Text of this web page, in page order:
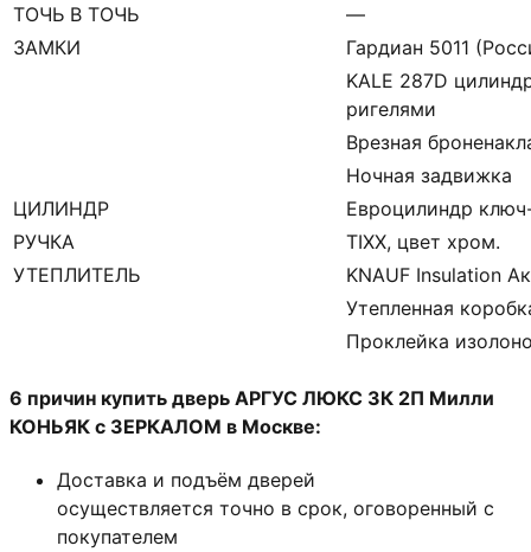
ТОЧЬ В ТОЧЬ
—
ЗАМКИ
Гардиан 5011
KALE 287D
ригелями
Врезная
Ночная задвижка
ЦИЛИНДР
Евроцилиндр
РУЧКА
TIXX, цвет хром.
УТЕПЛИТЕЛЬ
KNAUF Insulation
Утепленная
Проклейка
6 причин купить дверь АРГУС ЛЮКС 3К 2П Милли
КОНЬЯК с ЗЕРКАЛОМ в Москве:
Доставка и подъём дверей
осуществляется точно в срок, оговоренный с
покупателем